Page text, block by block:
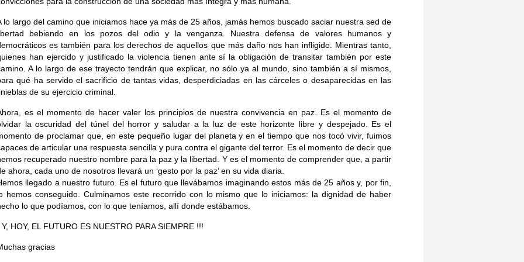
lo largo del camino que iniciamos hace ya más de 25 años, jamás hemos buscado saciar nuestra sed de
bebiendo en los pozos del odio y la venganza. Nuestra defensa de valores humanos y
es también para los derechos de aquellos que más daño nos han infligido. Mientras tanto,
han ejercido y justificado la violencia tienen ante sí la obligación de transitar también por este
A lo largo de ese trayecto tendrán que explicar, no sólo ya al mundo, sino también a sí mismos,
qué ha servido el sacrificio de tantas vidas, desperdiciadas en las cárceles o desaparecidas en las
de su ejercicio criminal.
es el momento de hacer valer los principios de nuestra convivencia en paz. Es el momento de
la oscuridad del túnel del horror y saludar a la luz de este horizonte libre y despejado. Es el
de proclamar que, en este pequeño lugar del planeta y en el tiempo que nos tocó vivir, fuimos
de articular una respuesta sencilla y pura contra el gigante del terror. Es el momento de decir que
recuperado nuestro nombre para la paz y la libertad. Y es el momento de comprender que, a partir
ahora, cada uno de nosotros llevará un ‘gesto por la paz’ en su vida diaria.
llegado a nuestro futuro. Es el futuro que llevábamos imaginando estos más de 25 años y, por fin,
hemos conseguido. Culminamos este recorrido con lo mismo que lo iniciamos: la dignidad de haber
lo que podíamos, con lo que teníamos, allí donde estábamos.
Y, HOY, EL FUTURO ES NUESTRO PARA SIEMPRE !!!
gracias